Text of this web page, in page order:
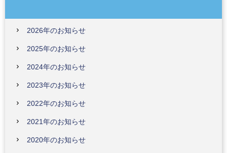
2026年のお知らせ
2025年のお知らせ
2024年のお知らせ
2023年のお知らせ
2022年のお知らせ
2021年のお知らせ
2020年のお知らせ